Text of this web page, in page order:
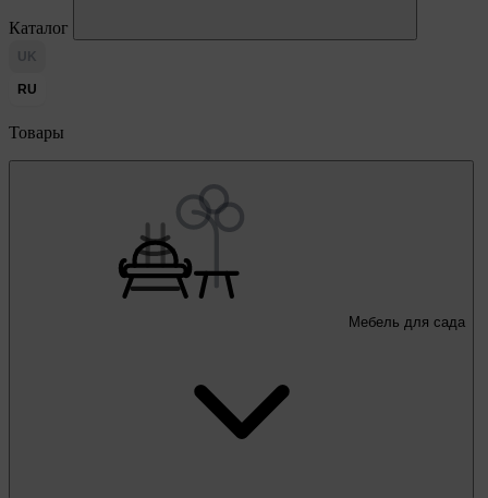
Каталог
UK
RU
Товары
Мебель для сада